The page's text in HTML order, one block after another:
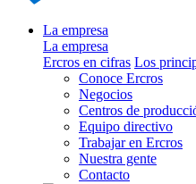
La empresa
La empresa
Ercros en cifras Los
Conoce Ercros
Negocios
Centros de
Equipo directivo
Trabajar en Ercros
Nuestra gente
Contacto